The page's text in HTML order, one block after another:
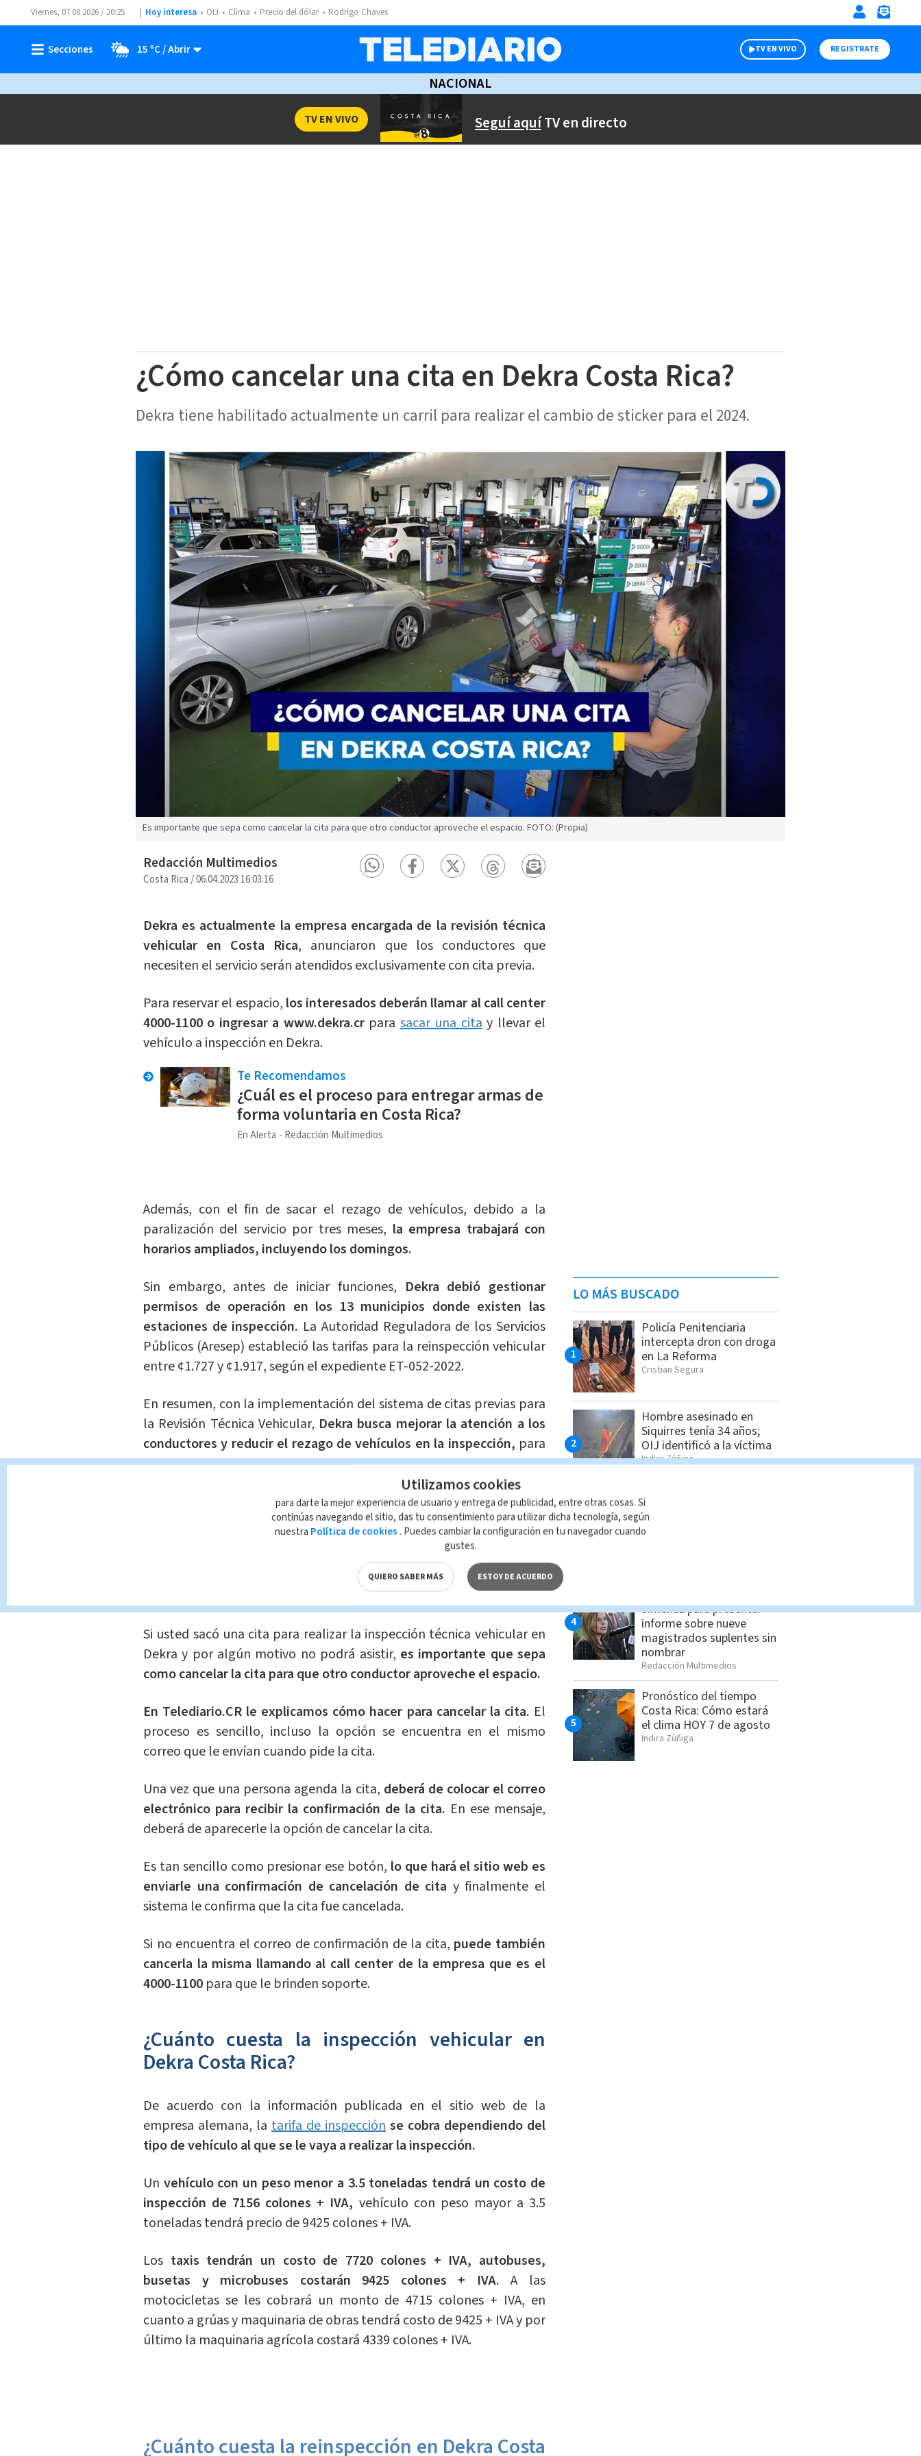
Viernes, 07.08.2026 / 20:25 Hoy interesa OIJ Clima Precio del dólar Rodrigo Chaves
15 ºC TV EN VIVO REGISTRATE
NACIONAL
Seguí aquíTV en directo
TV EN VIVO
¿Cómo cancelar una cita en Dekra Costa Rica?
Dekra tiene habilitado actualmente un carril para realizar el cambio de sticker para el 2024.
Es importante que sepa como cancelar la cita para que otro conductor aproveche el espacio. FOTO: (Propia)
Redacción Multimedios
Costa Rica/06.04.2023 16:03:16
Dekra es actualmente la empresa encargada de la revisión técnica
vehicular en Costa Rica, anunciaron que los conductores que
necesiten el servicio serán atendidos exclusivamente con cita previa.
Para reservar el espacio, los interesados deberán llamar al call center
4000-1100 o ingresar a www.dekra.crparasacar una citay llevar el
vehículo a inspección en Dekra.
Te Recomendamos
¿Cuál es el proceso para entregar armas de
forma voluntaria en Costa Rica?
En Alerta Redacción Multimedios
Además, con el fin de sacar el rezago de vehículos, debido a la
paralización del servicio por tres meses, la empresa trabajará con
horarios ampliados, incluyendo los domingos.
Sin embargo, antes de iniciar funciones, Dekra debió gestionar
permisos de operación en los 13 municipios donde existen las
estaciones de inspección. La Autoridad Reguladora de los Servicios
Públicos (Aresep) estableció las tarifas para la reinspección vehicular
entre ¢1.727 y ¢1.917, según el expediente ET-052-2022.
En resumen, con la implementación del sistema de citas previas para
la Revisión Técnica Vehicular, Dekra busca mejorar la atención a los
conductores y reducir el rezago de vehículos en la inspección, para
garantizar la seguridad vial en Costa Rica.
¿Cómo cancelar un cita en Dekra Costa Rica?
Si usted sacó una cita para realizar la inspección técnica vehicular en
Dekra y por algún motivo no podrá asistir, es importante que sepa
como cancelar la cita para que otro conductor aproveche el espacio.
En Telediario.CR le explicamos cómo hacer para cancelar la cita. El
proceso es sencillo, incluso la opción se encuentra en el mismo
correo que le envían cuando pide la cita.
Una vez que una persona agenda la cita, deberá de colocar el correo
electrónico para recibir la confirmación de la cita. En ese mensaje,
deberá de aparecerle la opción de cancelar la cita.
Es tan sencillo como presionar ese botón, lo que hará el sitio web es
enviarle una confirmación de cancelación de cita y finalmente el
sistema le confirma que la cita fue cancelada.
Si no encuentra el correo de confirmación de la cita, puede también
cancerla la misma llamando al call center de la empresa que es el
4000-1100para que le brinden soporte.
¿Cuánto cuesta la inspección vehicular en
Dekra Costa Rica?
De acuerdo con la información publicada en el sitio web de la
empresa alemana, la tarifa de inspección se cobra dependiendo del
tipo de vehículo al que se le vaya a realizar la inspección.
Un vehículo con un peso menor a 3.5 toneladas tendrá un costo de
inspección de 7156 colones + IVA, vehículo con peso mayor a 3.5
toneladas tendrá precio de 9425 colones + IVA.
Lostaxis tendrán un costo de 7720 colones + IVA, autobuses,
busetas y microbuses costarán 9425 colones + IVA.A las
motocicletas se les cobrará un monto de 4715 colones + IVA, en
cuanto a grúas y maquinaria de obras tendrá costo de 9425 + IVA y por
último la maquinaria agrícola costará 4339 colones + IVA.
¿Cuánto cuesta la reinspección en Dekra Costa
LO MÁS BUSCADO
Policía Penitenciaria
intercepta dron con droga
en La Reforma
Cristian Segura
Hombre asesinado en
Siquirres tenía 34 años;
OIJ identificó a la víctima
Indira Zúñiga
Dólar en Costa Rica: Tipo
de cambio para este
viernes 7 de agosto
Jiménez para presentar
informe sobre nueve
magistrados suplentes sin
nombrar
Redacción Multimedios
Pronóstico del tiempo
Costa Rica: Cómo estará
el clima HOY 7 de agosto
Indira Zúñiga
Utilizamos cookies
para darte la mejor experiencia de usuario y entrega de publicidad, entre otras cosas. Si
continúas navegando el sitio, das tu consentimiento para utilizar dicha tecnología, según
nuestra Política de cookies . Puedes cambiar la configuración en tu navegador cuando
gustes.
QUIERO SABER MÁS ESTOY DE ACUERDO